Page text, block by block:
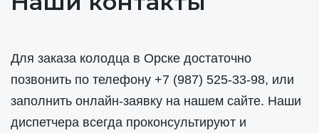
Для заказа колодца в Орске достаточно
позвонить по телефону +7 (987) 525-33-98, или
заполнить онлайн-заявку на нашем сайте. Наши
диспетчера всегда проконсультируют и